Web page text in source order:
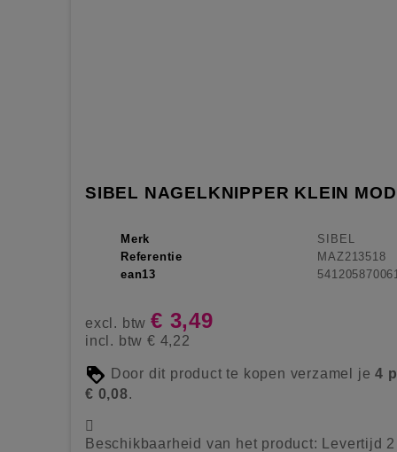
SIBEL NAGELKNIPPER KLEIN
Merk
SIBEL
Referentie
MAZ213518
ean13
excl. btw € 3,49
incl. btw € 4,22
Door dit product te kopen verzamel je4
€ 0,08.

Beschikbaarheid van het product:
Levertijd